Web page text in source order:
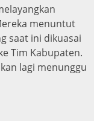
menuntut
saat ini dikuasai
Tim Kabupaten.
lagi menunggu